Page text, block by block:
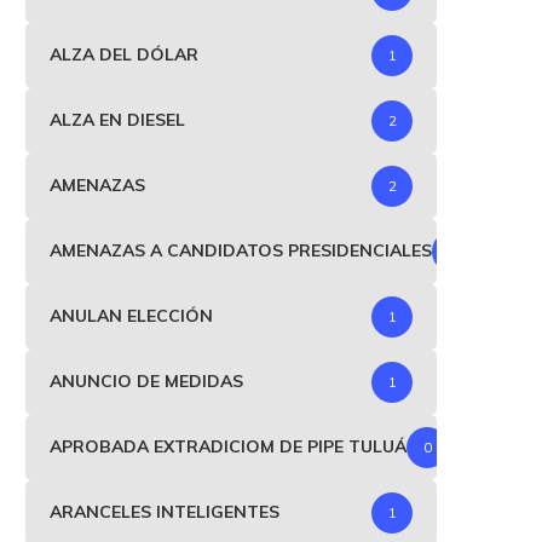
busca $16 billones con la
emergencia económica:...
diciembre 20, 2025
Gobierno retira
reconocimiento de
negociador de paz a...
ALZA DEL DÓLAR 1
ALZA EN DIESEL 2
AMENAZAS 2
AMENAZAS A CANDIDATOS PRESIDENCIALES
ANULAN ELECCIÓN 1
ANUNCIO DE MEDIDAS 1
APROBADA EXTRADICIOM DE PIPE TULUÁ 0
ARANCELES INTELIGENTES 1